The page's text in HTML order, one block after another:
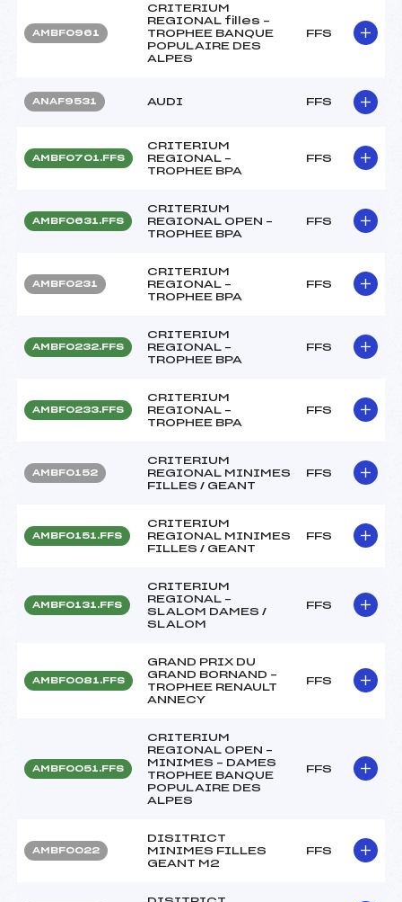
AMBF0961
CRITERIUM
REGIONAL filles –
TROPHEE BANQUE
POPULAIRE DES
ALPES
FFS
ANAF9531 AUDI FFS
AMBF0701.FFS
CRITERIUM
REGIONAL –
TROPHEE BPA
FFS
AMBF0631.FFS
CRITERIUM
REGIONAL OPEN –
TROPHEE BPA
FFS
AMBF0231
CRITERIUM
REGIONAL –
TROPHEE BPA
FFS
AMBF0232.FFS
CRITERIUM
REGIONAL –
TROPHEE BPA
FFS
AMBF0233.FFS
CRITERIUM
REGIONAL –
TROPHEE BPA
FFS
AMBF0152
CRITERIUM
REGIONAL MINIMES
FILLES / GEANT
FFS
AMBF0151.FFS
CRITERIUM
REGIONAL MINIMES
FILLES / GEANT
FFS
AMBF0131.FFS
CRITERIUM
REGIONAL –
SLALOM DAMES /
SLALOM
FFS
AMBF0081.FFS
GRAND PRIX DU
GRAND BORNAND –
TROPHEE RENAULT
ANNECY
FFS
AMBF0051.FFS
CRITERIUM
REGIONAL OPEN –
MINIMES – DAMES
TROPHEE BANQUE
POPULAIRE DES
ALPES
FFS
AMBF0022
DISITRICT
MINIMES FILLES
GEANT M2
FFS